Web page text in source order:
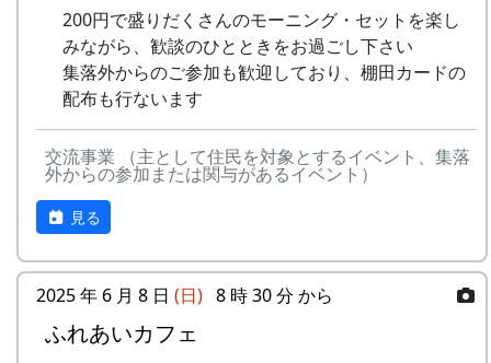
審査
棚田学会内に審査委員会を設け、公正
に審査します
与します
入賞
作品
表
・棚田学会2025年度棚田学会総会
す。
・棚田の展示、カレンダー等の作成企
画に作品を提供します
正式なスタンプラリーには、アナログ5コース、
デジタル3コースがあり、達成した人には以下の
特典があたえられます。
抽選で3名様に「博物館セット」
北はりまの米 5kg + レトルトカレー
達成者にもれなく「コンプリート賞」
特別展マグネット（5個セット）
詳しくは 北はりま田園空間博物館 特別展＞スタ
ンプラリー を参照して下さい。
場所 : 岩座神公会堂
プログラム
岩座神における棚田景観の現状と課題
武庫川女子大学大学院建築学研究科専攻
来栖萌々子
岩座神の文化と生業 ～オトウ・棚田を中心に
～
唯
岩座神地区文書からみた江戸時代の神光寺と
家族
京都府立大学文学部歴史学科教授 東昇
200円で盛りだくさんのモーニング・セットを楽し
みながら、歓談のひとときをお過ごし下さい
集落外からのご参加も歓迎しており、棚田カードの
配布も行ないます
交流事業 （主として住民を対象とするイベント、集落
外からの参加または関与があるイベント）
見る
2025 年 6 月 8 日 (日) 8 時 30 分 から
ふれあいカフェ